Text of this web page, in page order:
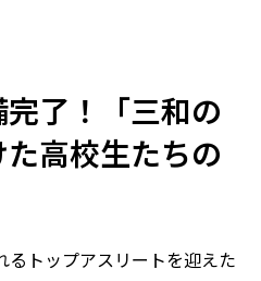
了！「三和の
高校生たちの
るトップアスリートを迎えた